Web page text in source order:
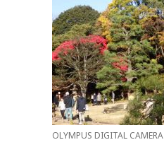
OLYMPUS DIGITAL CAMERA